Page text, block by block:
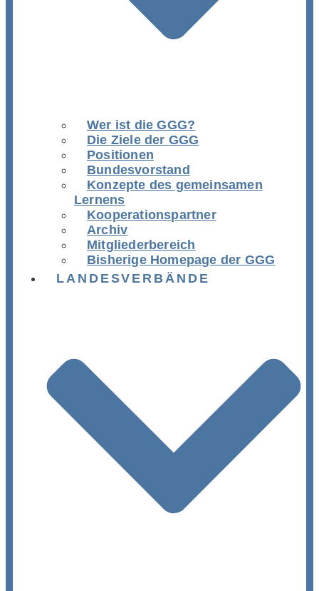
Wer ist die GGG?
Die Ziele der GGG
Positionen
Bundesvorstand
Konzepte des gemeinsamen
Lernens
Kooperationspartner
Archiv
Mitgliederbereich
Bisherige Homepage der GGG
LANDESVERBÄNDE